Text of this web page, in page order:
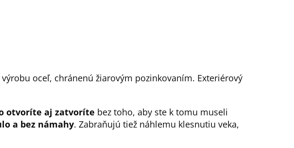
oceľ, chránenú žiarovým pozinkovaním. Exteriérový
otvoríte aj zatvoríte bez toho, aby ste k tomu museli
a bez námahy. Zabraňujú tiež náhlemu klesnutiu veka,